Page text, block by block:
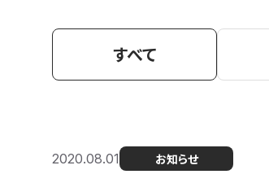
すべて
2020.08.01 お知らせ